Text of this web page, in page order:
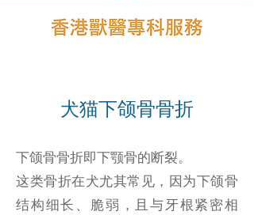
犬猫下颌骨骨折
下颌骨骨折即下颚骨的断裂。
这类骨折在犬尤其常见，因为下颌骨
结构细长、脆弱，且与牙根紧密相